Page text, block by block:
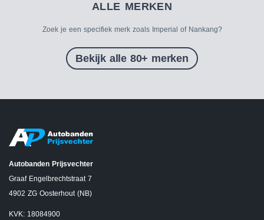
ALLE MERKEN
Zoek je een specifiek merk zoals Imperial of Nankang?
Bekijk alle 80+ merken
Autobanden Prijsvechter
Graaf Engelbrechtstraat 7
4902 ZG Oosterhout (NB)
KVK: 18084900